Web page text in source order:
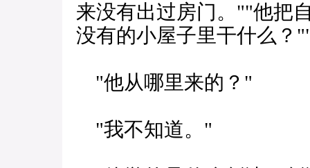
来没有出过房门。""他把
没有的小屋子里干什么？
"他从哪里来的？"
"我不知道。"